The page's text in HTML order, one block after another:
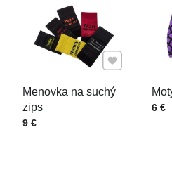
VAŠA OTÁZKA K PRODUKTU
Odoslať
Menovka na suchý
zips
Cena s DPH
9 €
Pridať k
6 €